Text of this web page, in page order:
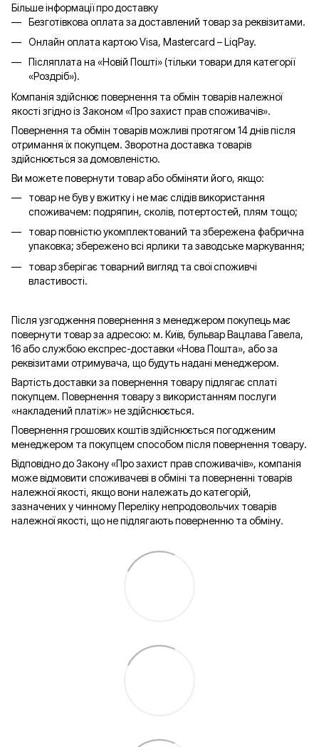
Більше інформації про доставку
Безготівкова оплата за доставлений товар за реквізитами.
Онлайн оплата картою Visa, Mastercard – LiqPay.
Післяплата на «Новій Пошті» (тільки товари для категорії
«Роздріб»).
Компанія здійснює повернення та обмін товарів належної
якості згідно із Законом «Про захист прав споживачів».
Повернення та обмін товарів можливі протягом 14 днів після
отримання їх покупцем. Зворотна доставка товарів
здійснюється за домовленістю.
Ви можете повернути товар або обміняти його, якщо:
товар не був у вжитку і не має слідів використання
споживачем: подряпин, сколів, потертостей, плям тощо;
товар повністю укомплектований та збережена фабрична
упаковка; збережено всі ярлики та заводське маркування;
товар зберігає товарний вигляд та свої споживчі
властивості.
Після узгодження повернення з менеджером покупець має
повернути товар за адресою: м. Київ, бульвар Вацлава Гавела,
16 або службою експрес-доставки «Нова Пошта», або за
реквізитами отримувача, що будуть надані менеджером.
Вартість доставки за повернення товару підлягає сплаті
покупцем. Повернення товару з використанням послуги
«накладений платіж» не здійснюється.
Повернення грошових коштів здійснюється погодженим
менеджером та покупцем способом після повернення товару.
Відповідно до Закону «Про захист прав споживачів», компанія
може відмовити споживачеві в обміні та поверненні товарів
належної якості, якщо вони належать до категорій,
зазначених у чинному Переліку непродовольчих товарів
належної якості, що не підлягають поверненню та обміну.